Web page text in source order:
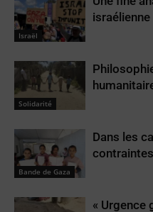
Israël
israélienne
Solidarité
Bande de Gaza
Dans les
« Urgence